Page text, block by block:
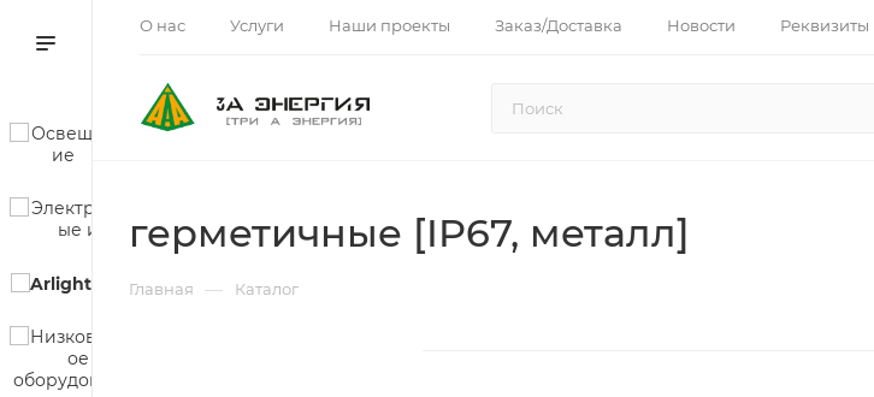
О нас Услуги Наши проекты Заказ/Доставка Новости Реквизиты
герметичные [IP67, металл]
Главная — Каталог